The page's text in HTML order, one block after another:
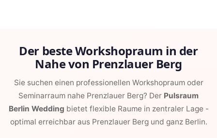
Der beste Workshopraum in der
Nahe von Prenzlauer Berg
Sie suchen einen professionellen Workshopraum oder
Seminarraum nahe Prenzlauer Berg? Der Pulsraum
Berlin Wedding bietet flexible Raume in zentraler Lage -
optimal erreichbar aus Prenzlauer Berg und ganz Berlin.